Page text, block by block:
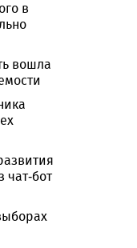
в
вошла
чат-бот